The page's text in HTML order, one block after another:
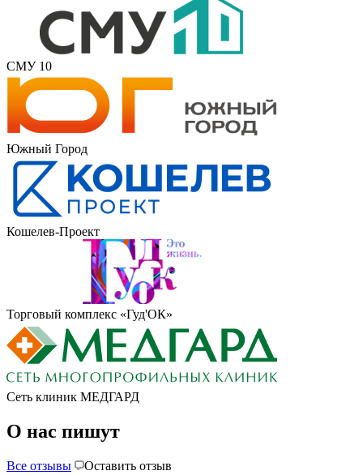
СМУ 10
Южный Город
Кошелев-Проект
Торговый комплекс «Гуд'ОК»
Сеть клиник МЕДГАРД
О нас пишут
Все отзывы
Оставить отзыв